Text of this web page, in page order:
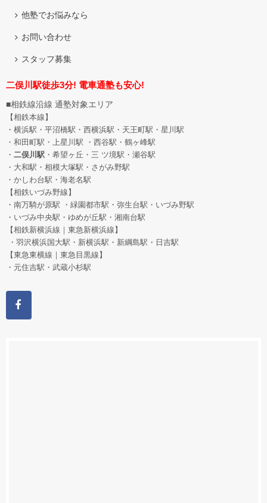
他塾でお悩みなら
お問い合わせ
スタッフ募集
二俣川駅徒歩3分! 電車通塾も安心!
■相鉄線沿線 通塾対象エリア
【相鉄本線】
・横浜駅・平沼橋駅・西横浜駅・天王町駅・星川駅
・和田町駅 ・上星川駅 ・西谷駅・鶴ヶ峰駅
・ 二俣川駅 ・希望ヶ丘 ・三 ツ境駅・瀬谷駅
・大和駅・相模大塚駅・さがみ野駅
・かしわ台駅・海老名駅
【相鉄いづみ野線】
・南万騎が原駅 ・緑園都市駅・弥生台駅・いづみ野駅
・いづみ中央駅・ゆめが丘駅・湘南台駅
【相鉄新横浜線｜東急新横浜線】
・羽沢横浜国大駅・新横浜駅・新綱島駅・日吉駅
【東急東横線｜東急目黒線】
・元住吉駅・武蔵小杉駅